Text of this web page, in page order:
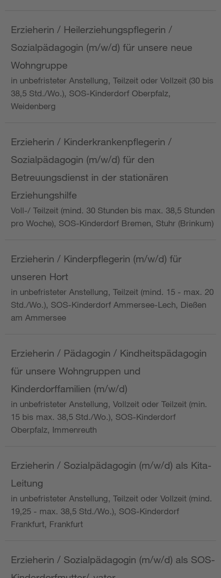
Erzieherin / Heilerziehungspflegerin /
Sozialpädagogin (m/w/d) für unsere neue
Wohngruppe
in unbefristeter Anstellung, Teilzeit oder Vollzeit (30 bis
38,5 Std./Wo.), SOS-Kinderdorf Oberpfalz,
Weidenberg
Erzieherin / Kinderkrankenpflegerin /
Sozialpädagogin (m/w/d) für den
Betreuungsdienst in der stationären
Erziehungshilfe
Voll-/ Teilzeit (mind. 30 Stunden bis max. 38,5 Stunden
pro Woche), SOS-Kinderdorf Bremen, Stuhr (Brinkum)
Erzieherin / Kinderpflegerin (m/w/d) für
unseren Hort
in unbefristeter Anstellung, Teilzeit (mind. 15 - max. 20
Std./Wo.), SOS-Kinderdorf Ammersee-Lech, Dießen
am Ammersee
Erzieherin / Pädagogin / Kindheitspädagogin
für unsere Wohngruppen und
Kinderdorffamilien (m/w/d)
in unbefristeter Anstellung, Vollzeit oder Teilzeit (min.
15 bis max. 38,5 Std./Wo.), SOS-Kinderdorf
Oberpfalz, Immenreuth
Erzieherin / Sozialpädagogin (m/w/d) als Kita-
Leitung
in unbefristeter Anstellung, Teilzeit oder Vollzeit (mind.
19,25 - max. 38,5 Std./Wo.), SOS-Kinderdorf
Frankfurt, Frankfurt
Erzieherin / Sozialpädagogin (m/w/d) als SOS-